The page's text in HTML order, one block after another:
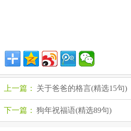
上一篇： 关于爸爸的格言(精选15句)
下一篇： 狗年祝福语(精选89句)